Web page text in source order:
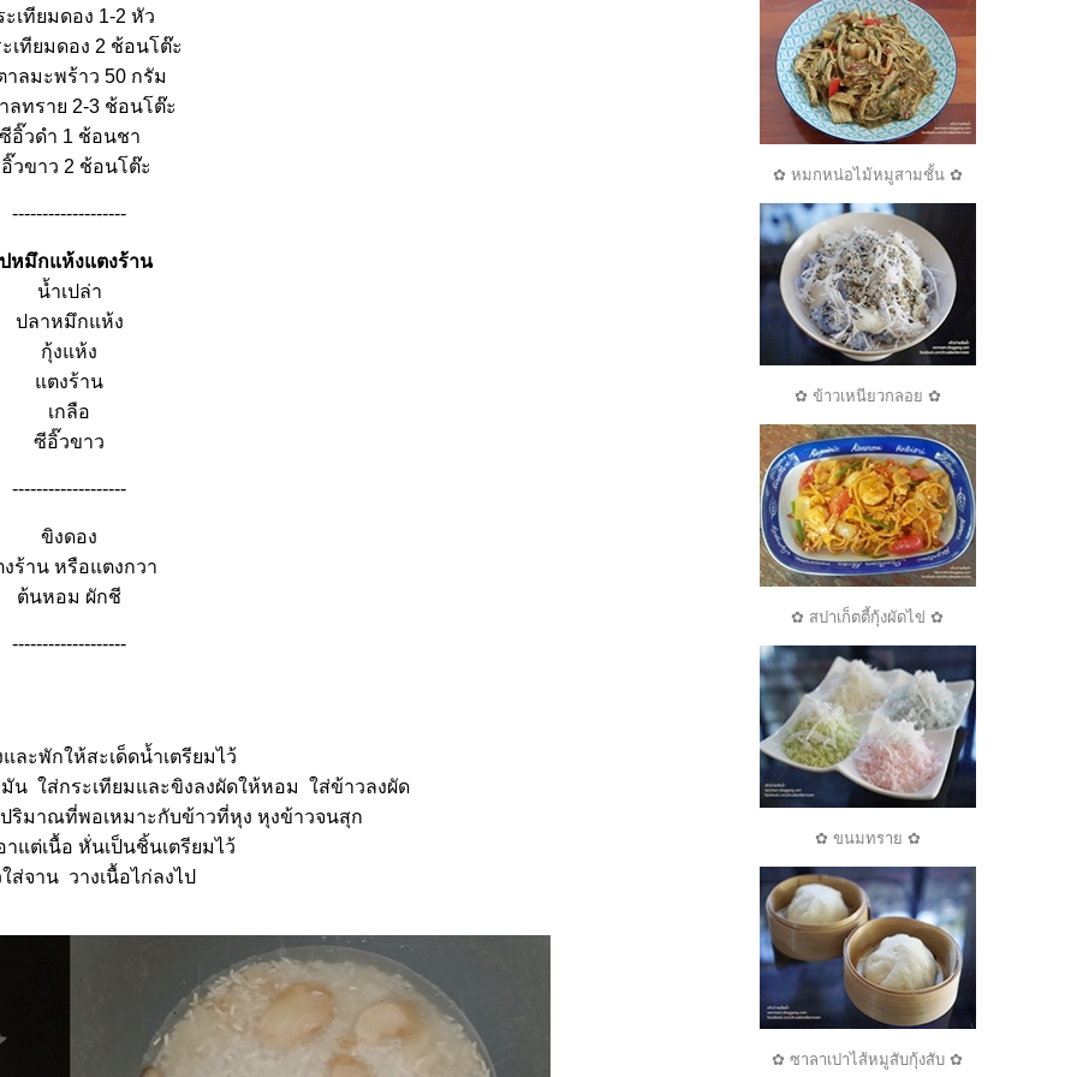
ะเทียมดอง 1-2 หัว
เทียมดอง 2 ช้อนโต๊ะ
าลมะพร้าว 50 กรัม
ลทราย 2-3 ช้อนโต๊ะ
ซีอิ๊วดำ 1 ช้อนชา
วขาว 2 ช้อนโต๊ะ
-------------------
หมึกแห้งแตงร้าน
น้ำเปล่า
ปลาหมึกแห้ง
กุ้งแห้ง
ตงร้าน
เกลือ
ซีอิ๊วขาว
-------------------
ขิงดอง
ร้าน หรือแตงกวา
ต้นหอม ผักชี
-------------------
ละพักให้สะเด็ดน้ำเตรียมไว้
มัน ใส่กระเทียมและขิงลงผัดให้หอม ใส่ข้าวลงผัด
ริมาณที่พอเหมาะกับข้าวที่หุง หุงข้าวจนสุก
าแต่เนื้อ หั่นเป็นชิ้นเตรียมไว้
ส่จาน วางเนื้อไก่ลงไป
✿ หมกหน่อไม้หมูสามชั้น ✿
✿ ข้าวเหนียวกลอย ✿
✿ สปาเก็ตตี้กุ้งผัดไข่ ✿
✿ ขนมทราย ✿
✿ ซาลาเปาไส้หมูสับกุ้งสับ ✿